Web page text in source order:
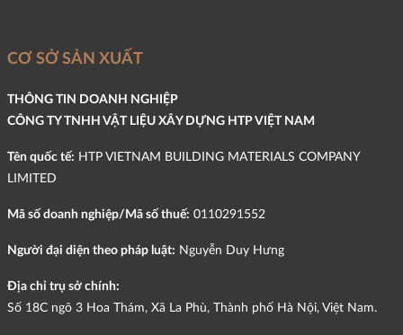
CƠ SỞ SẢN XUẤT
THÔNG TIN DOANH NGHIỆP
CÔNG TY TNHH VẬT LIỆU XÂY DỰNG HTP VIỆT NAM
Tên quốc tế: HTP VIETNAM BUILDING MATERIALS COMPANY
LIMITED
Mã số doanh nghiệp/Mã số thuế: 0110291552
Người đại diện theo pháp luật: Nguyễn Duy Hưng
Địa chỉ trụ sở chính:
Số 18C ngõ 3 Hoa Thám, Xã La Phù, Thành phố Hà Nội, Việt Nam.